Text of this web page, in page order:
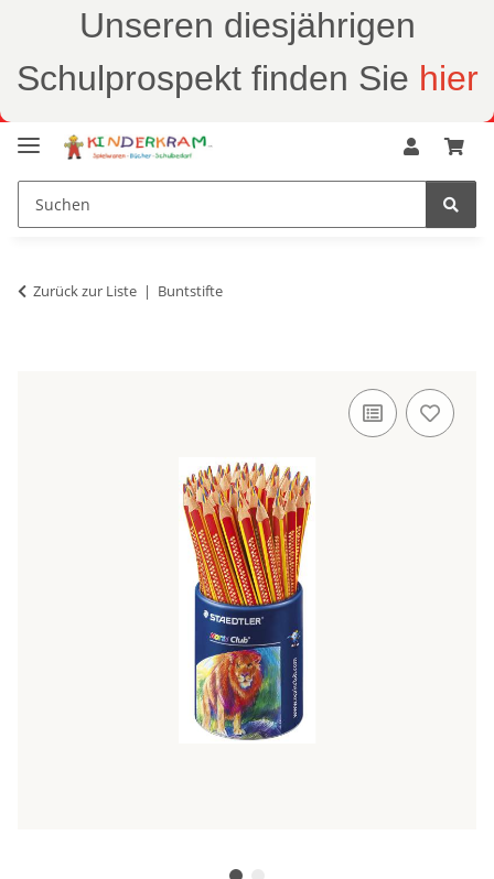
Unseren diesjährigen
Schulprospekt finden Sie hier
Zurück zur Liste Buntstifte